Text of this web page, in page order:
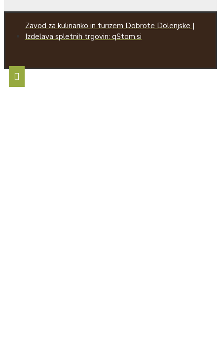
Zavod za kulinariko in turizem Dobrote Dolenjske |
Izdelava spletnih trgovin: qStom.si